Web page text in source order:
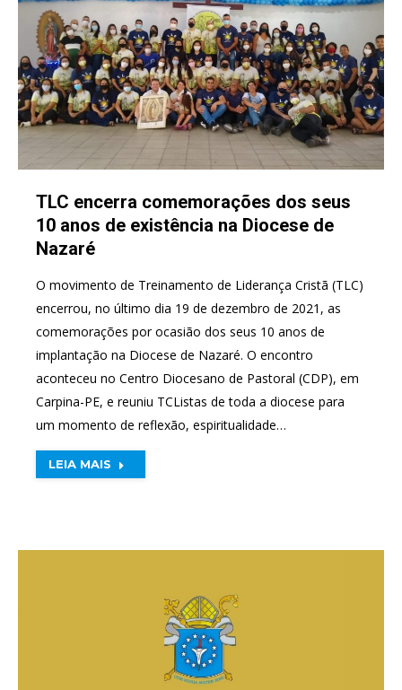
TLC encerra comemorações dos seus
10 anos de existência na Diocese de
Nazaré
O movimento de Treinamento de Liderança Cristã (TLC)
encerrou, no último dia 19 de dezembro de 2021, as
comemorações por ocasião dos seus 10 anos de
implantação na Diocese de Nazaré. O encontro
aconteceu no Centro Diocesano de Pastoral (CDP), em
Carpina-PE, e reuniu TCListas de toda a diocese para
um momento de reflexão, espiritualidade…
LEIA MAIS